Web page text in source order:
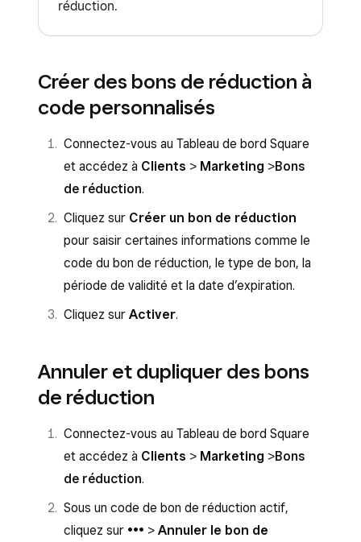
réduction.
Créer des bons de réduction à
code personnalisés
Connectez-vous au Tableau de bord Square
et accédez à Clients > Marketing >Bons
de réduction.
Cliquez sur Créer un bon de réduction
pour saisir certaines informations comme le
code du bon de réduction, le type de bon, la
période de validité et la date d’expiration.
Cliquez sur Activer.
Annuler et dupliquer des bons
de réduction
Connectez-vous au Tableau de bord Square
et accédez à Clients > Marketing >Bons
de réduction.
Sous un code de bon de réduction actif,
cliquez sur ••• > Annuler le bon de